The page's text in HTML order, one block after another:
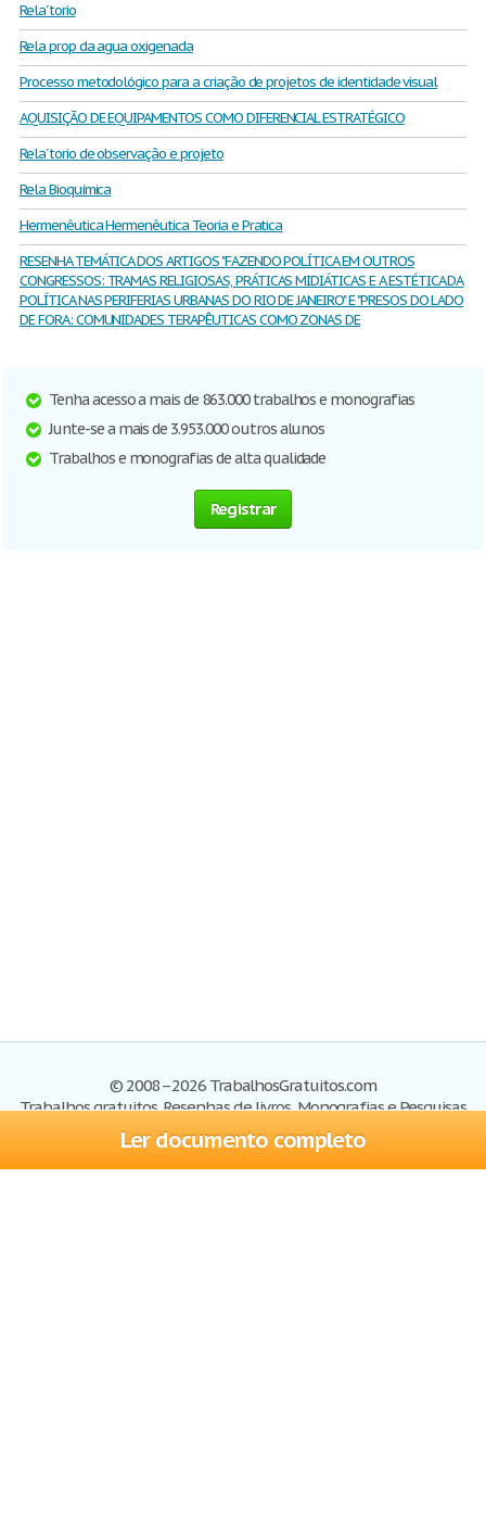
Ler documento completo
Rela´torio
Rela prop da agua oxigenada
Processo metodológico para a criação de projetos de identidade visual
AQUISIÇÃO DE EQUIPAMENTOS COMO DIFERENCIAL ESTRATÉGICO
Rela´torio de observação e projeto
Rela Bioquímica
Hermenêutica Hermenêutica Teoria e Pratica
RESENHA TEMÁTICA DOS ARTIGOS "FAZENDO POLÍTICA EM OUTROS
CONGRESSOS: TRAMAS RELIGIOSAS, PRÁTICAS MIDIÁTICAS E A ESTÉTICA DA
POLÍTICA NAS PERIFERIAS URBANAS DO RIO DE JANEIRO" E "PRESOS DO LADO
DE FORA: COMUNIDADES TERAPÊUTICAS COMO ZONAS DE
Tenha acesso a mais de 863.000 trabalhos e monografias
Junte-se a mais de 3.953.000 outros alunos
Trabalhos e monografias de alta qualidade
Registrar
© 2008–2026 TrabalhosGratuitos.com
Trabalhos gratuitos, Resenhas de livros, Monografias e Pesquisas